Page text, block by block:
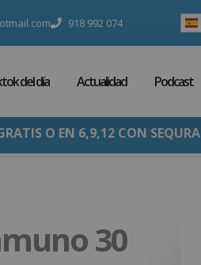
918 992 074
del día Actualidad Podcast
O EN 6,9,12 CON SEQURA
30